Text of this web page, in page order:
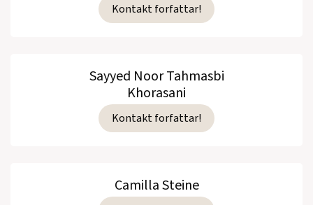
Kontakt forfattar!
Sayyed Noor Tahmasbi
Khorasani
Kontakt forfattar!
Camilla Steine